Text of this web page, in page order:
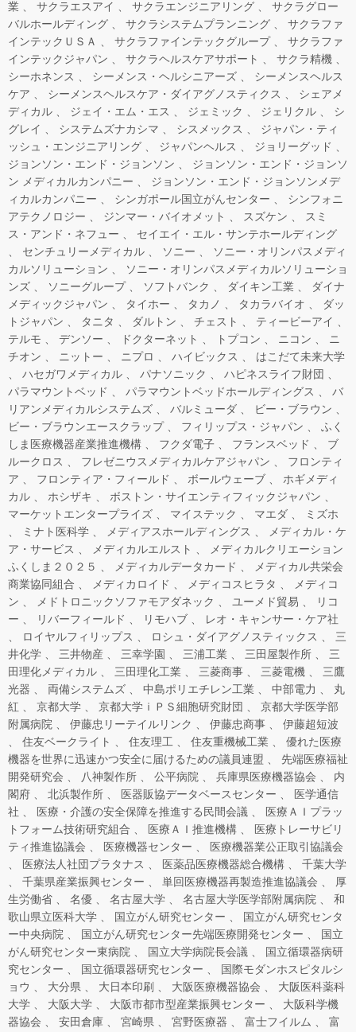
業 サクラエスアイ サクラエンジニアリング
サクラグロー
バルホールディング
サクラシステムプランニング
サクラファ
インテックＵＳＡ
サクラファインテックグループ
サクラファ
インテックジャパン
サクラヘルスケアサポート
サクラ精機
シーホネンス
シーメンス・ヘルシニアーズ
シーメンスヘルス
ケア
シーメンスヘルスケア・ダイアグノスティクス
シェアメ
ディカル
ジェイ・エム・エス ジェミック ジェリクル
シ
グレイ
システムズナカシマ シスメックス
ジャパン・ティ
ッシュ・エンジニアリング
ジャパンヘルス
ジョリーグッド
ジョンソン・エンド・ジョンソン
ジョンソン・エンド・ジョンソ
ン メディカルカンパニー
ジョンソン・エンド・ジョンソンメデ
ィカルカンパニー
シンガポール国立がんセンター
シンフォニ
アテクノロジー
ジンマー・バイオメット スズケン
スミ
ス・アンド・ネフュー
セイエイ・エル・サンテホールディング
センチュリーメディカル
ソニー
ソニー・オリンパスメディ
カルソリューション
ソニー・オリンパスメディカルソリューショ
ンズ
ソニーグループ ソフトバンク ダイキン工業
ダイナ
メディックジャパン
タイホー タカノ タカラバイオ
ダッ
トジャパン
タニタ ダルトン チェスト
ティービーアイ
テルモ
デンソー ドクターネット トプコン ニコン
ニ
チオン
ニットー ニプロ ハイビックス
はこだて未来大学
ハセガワメディカル
パナソニック
ハピネスライフ財団
パラマウントベッド
パラマウントベッドホールディングス
バ
リアンメディカルシステムズ
バルミューダ
ビー・ブラウン
ビー・ブラウンエースクラップ
フィリップス・ジャパン
ふく
しま医療機器産業推進機構
フクダ電子 フランスベッド
ブ
ルークロス
フレゼニウスメディカルケアジャパン
フロンティ
ア
フロンティア・フィールド ボールウェーブ
ホギメディ
カル
ホシザキ
ボストン・サイエンティフィックジャパン
マーケットエンタープライズ
マイステック マエダ
ミズホ
ミナト医科学
メディアスホールディングス
メディカル・ケ
ア・サービス
メディカルエルスト
メディカルクリエーション
ふくしま２０２５
メディカルデータカード
メディカル共栄会
商業協同組合
メディカロイド メディコスヒラタ
メディコ
ン
メドトロニックソファモアダネック ユーメド貿易
リコ
ー
リバーフィールド リモハブ
レオ・キャンサー・ケア社
ロイヤルフィリップス
ロシュ・ダイアグノスティックス
三
井化学
三井物産 三幸学園 三浦工業 三田屋製作所
三
田理化メディカル
三田理化工業 三菱商事 三菱電機
三鷹
光器
両備システムズ 中島ポリエチレン工業 中部電力
丸
紅
京都大学 京都大学ｉＰＳ細胞研究財団
京都大学医学部
附属病院
伊藤忠リーテイルリンク 伊藤忠商事
伊藤超短波
住友ベークライト
住友理工 住友重機械工業
優れた医療
機器を世界に迅速かつ安全に届けるための議員連盟
先端医療福祉
開発研究会
八神製作所 公平病院 兵庫県医療機器協会
内
閣府
北浜製作所 医器販協データベースセンター
医学通信
社
医療・介護の安全保障を推進する民間会議
医療ＡＩプラッ
トフォーム技術研究組合
医療ＡＩ推進機構
医療トレーサビリ
ティ推進協議会
医療機器センター
医療機器業公正取引協議会
医療法人社団プラタナス
医薬品医療機器総合機構
千葉大学
千葉県産業振興センター
単回医療機器再製造推進協議会
厚
生労働省
名優 名古屋大学 名古屋大学医学部附属病院
和
歌山県立医科大学
国立がん研究センター
国立がん研究センタ
ー中央病院
国立がん研究センター先端医療開発センター
国立
がん研究センター東病院
国立大学病院長会議
国立循環器病研
究センター
国立循環器研究センター
国際モダンホスピタルシ
ョウ
大分県 大日本印刷 大阪医療機器協会
大阪医科薬科
大学
大阪大学 大阪市都市型産業振興センター
大阪科学機
器協会
安田倉庫 宮崎県 宮野医療器 富士フイルム
富